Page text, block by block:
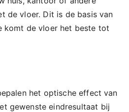
de vloer. Dit is de basis van
komt de vloer het beste tot
het optische effect van
gewenste eindresultaat bij